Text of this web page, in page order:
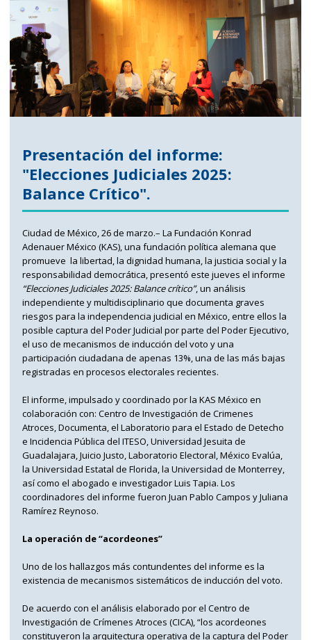
Presentación del informe:
"Elecciones Judiciales 2025:
Balance Crítico".
Ciudad de México, 26 de marzo.– La Fundación Konrad
Adenauer México (KAS), una fundación política alemana que
promueve la libertad, la dignidad humana, la justicia social y la
responsabilidad democrática, presentó este jueves el informe
“Elecciones Judiciales 2025: Balance crítico”, un análisis
independiente y multidisciplinario que documenta graves
riesgos para la independencia judicial en México, entre ellos la
posible captura del Poder Judicial por parte del Poder Ejecutivo,
el uso de mecanismos de inducción del voto y una
participación ciudadana de apenas 13%, una de las más bajas
registradas en procesos electorales recientes.
El informe, impulsado y coordinado por la KAS México en
colaboración con: Centro de Investigación de Crimenes
Atroces, Documenta, el Laboratorio para el Estado de Detecho
e Incidencia Pública del ITESO, Universidad Jesuita de
Guadalajara, Juicio Justo, Laboratorio Electoral, México Evalúa,
la Universidad Estatal de Florida, la Universidad de Monterrey,
así como el abogado e investigador Luis Tapia. Los
coordinadores del informe fueron Juan Pablo Campos y Juliana
Ramírez Reynoso.
La operación de “acordeones”
Uno de los hallazgos más contundentes del informe es la
existencia de mecanismos sistemáticos de inducción del voto.
De acuerdo con el análisis elaborado por el Centro de
Investigación de Crímenes Atroces (CICA), “los acordeones
constituyeron la arquitectura operativa de la captura del Poder